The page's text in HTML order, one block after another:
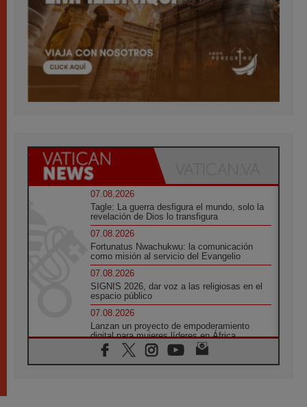
07.08.2026
Tagle: La guerra desfigura el mundo, solo la
revelación de Dios lo transfigura
07.08.2026
Fortunatus Nwachukwu: la comunicación
como misión al servicio del Evangelio
07.08.2026
SIGNIS 2026, dar voz a las religiosas en el
espacio público
07.08.2026
Lanzan un proyecto de empoderamiento
digital para mujeres líderes en África
07.08.2026
Programa oficial del Viaje Apostólico del